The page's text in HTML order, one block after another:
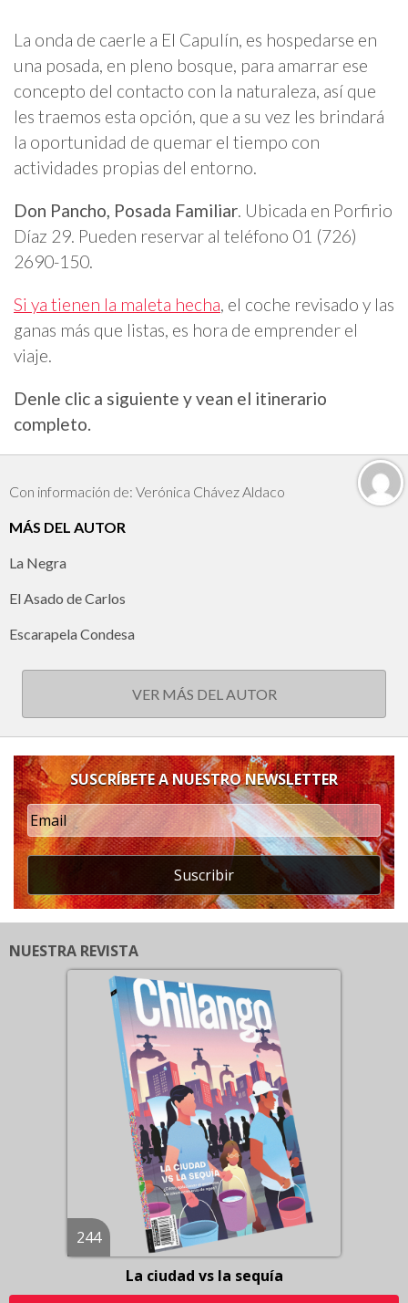
La onda de caerle a El Capulín, es hospedarse en
una posada, en pleno bosque, para amarrar ese
concepto del contacto con la naturaleza, así que
les traemos esta opción, que a su vez les brindará
la oportunidad de quemar el tiempo con
actividades propias del entorno.
Don Pancho, Posada Familiar. Ubicada en Porfirio
Díaz 29. Pueden reservar al teléfono 01 (726)
2690-150.
Si ya tienen la maleta hecha, el coche revisado y las
ganas más que listas, es hora de emprender el
viaje.
Denle clic a siguiente y vean el itinerario
completo.
Con información de: Verónica Chávez Aldaco
MÁS DEL AUTOR
La Negra
El Asado de Carlos
Escarapela Condesa
VER MÁS DEL AUTOR
SUSCRÍBETE A NUESTRO NEWSLETTER
Suscribir
NUESTRA REVISTA
244
La ciudad vs la sequía